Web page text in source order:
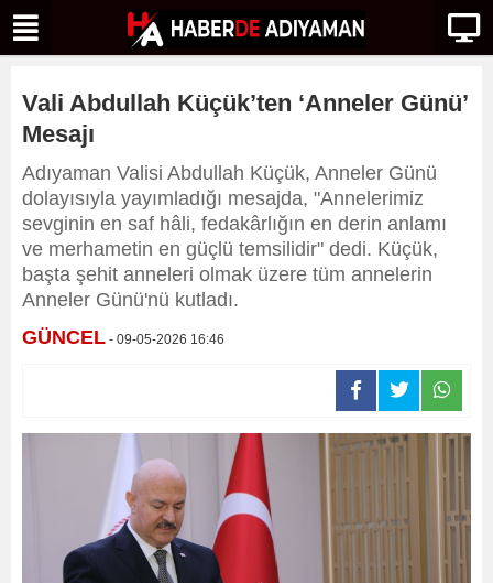
Vali Abdullah Küçük’ten ‘Anneler Günü’
Mesajı
Adıyaman Valisi Abdullah Küçük, Anneler Günü
dolayısıyla yayımladığı mesajda, "Annelerimiz
sevginin en saf hâli, fedakârlığın en derin anlamı
ve merhametin en güçlü temsilidir" dedi. Küçük,
başta şehit anneleri olmak üzere tüm annelerin
Anneler Günü'nü kutladı.
GÜNCEL - 09-05-2026 16:46